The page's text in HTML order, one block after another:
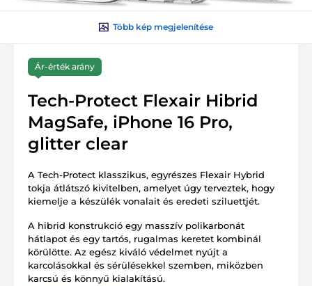
Több kép megjelenítése
Ár-érték arány
Tech-Protect Flexair Hibrid
MagSafe, iPhone 16 Pro,
glitter clear
A Tech-Protect klasszikus, egyrészes Flexair Hybrid
tokja átlátszó kivitelben, amelyet úgy terveztek, hogy
kiemelje a készülék vonalait és eredeti sziluettjét.
A hibrid konstrukció egy masszív polikarbonát
hátlapot és egy tartós, rugalmas keretet kombinál
körülötte. Az egész kiváló védelmet nyújt a
karcolásokkal és sérülésekkel szemben, miközben
karcsú és könnyű kialakítású.